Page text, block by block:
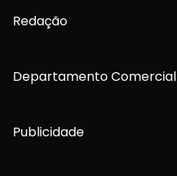
Redação
Departamento Comercial
Publicidade